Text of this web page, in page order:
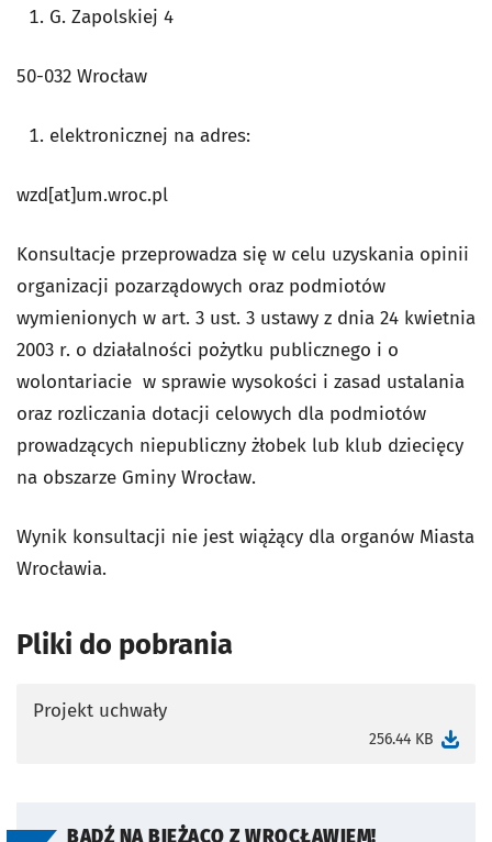
G. Zapolskiej 4
50-032 Wrocław
elektronicznej na adres:
wzd[at]um.wroc.pl
Konsultacje przeprowadza się w celu uzyskania opinii
organizacji pozarządowych oraz podmiotów
wymienionych w art. 3 ust. 3 ustawy z dnia 24 kwietnia
2003 r. o działalności pożytku publicznego i o
wolontariacie w sprawie wysokości i zasad ustalania
oraz rozliczania dotacji celowych dla podmiotów
prowadzących niepubliczny żłobek lub klub dziecięcy
na obszarze Gminy Wrocław.
Wynik konsultacji nie jest wiążący dla organów Miasta
Wrocławia.
Pliki do pobrania
Projekt uchwały
256.44 KB
BĄDŹ NA BIEŻĄCO Z WROCŁAWIEM!